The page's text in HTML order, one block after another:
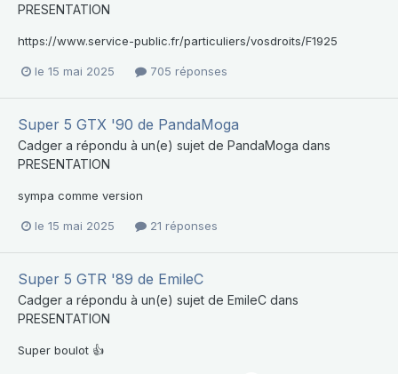
PRESENTATION
https://www.service-public.fr/particuliers/vosdroits/F1925
le 15 mai 2025 705 réponses
Super 5 GTX '90 de PandaMoga
Cadger a répondu à un(e) sujet de PandaMoga dans
PRESENTATION
sympa comme version
le 15 mai 2025 21 réponses
Super 5 GTR '89 de EmileC
Cadger a répondu à un(e) sujet de EmileC dans
PRESENTATION
Super boulot 👍